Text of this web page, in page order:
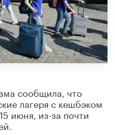
сообщила, что
лагеря с кешбэком
июня, из-за почти